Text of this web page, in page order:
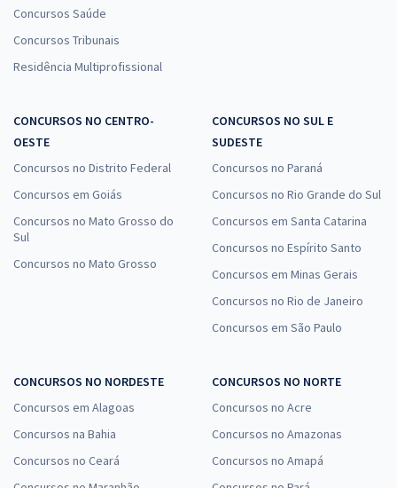
Concursos Saúde
Concursos Tribunais
Residência Multiprofissional
CONCURSOS NO CENTRO-
OESTE
Concursos no Distrito Federal
Concursos em Goiás
Concursos no Mato Grosso do
Sul
Concursos no Mato Grosso
CONCURSOS NO SUL E
SUDESTE
Concursos no Paraná
Concursos no Rio Grande do Sul
Concursos em Santa Catarina
Concursos no Espírito Santo
Concursos em Minas Gerais
Concursos no Rio de Janeiro
Concursos em São Paulo
CONCURSOS NO NORDESTE
Concursos em Alagoas
Concursos na Bahia
Concursos no Ceará
CONCURSOS NO NORTE
Concursos no Acre
Concursos no Amazonas
Concursos no Amapá